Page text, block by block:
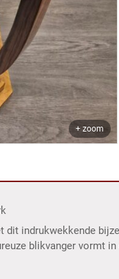
+ zoom
dit indrukwekkende
blikvanger vormt in